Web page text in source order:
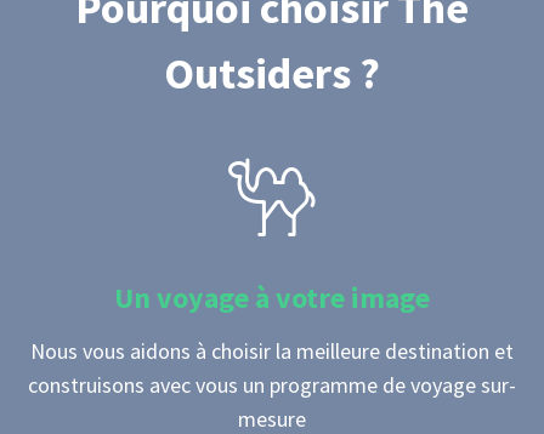
Outsiders ?
Un voyage à votre image
Nous vous aidons à choisir la meilleure destination et
construisons avec vous un programme de voyage sur-
mesure